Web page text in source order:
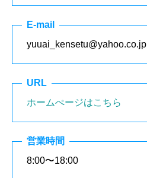
E-mail
yuuai_kensetu@yahoo.co.jp
URL
ホームぺージはこちら
営業時間
8:00〜18:00